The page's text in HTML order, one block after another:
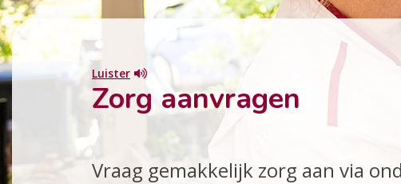
Luister
Zorg aanvragen
Vraag gemakkelijk zorg aan via